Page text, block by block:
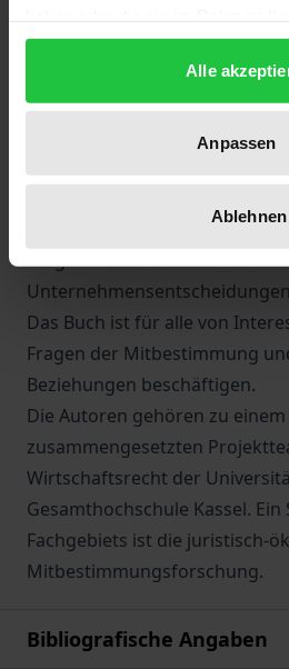
gesammelt haben.
Alle
Anpassen
Ablehnen
Auswirkungen eine
Konzerns auf die Beschäftigten
Handlungsmöglichkeiten der
haben kann. Hierbei wird klar,
wesentlicher Bedeutung dafür
Möglichkeiten die
Das Buch ist für alle von
Fragen der Mitbestimmung
Beziehungen beschäftigen.
Die Autoren gehören zu
zusammengesetzten
Wirtschaftsrecht der
Gesamthochschule Kassel.
Fachgebiets ist die juristisch-
Mitbestimmungsforschung.
Bibliografische Angaben